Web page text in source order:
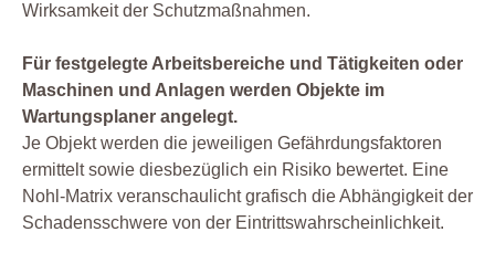
Wirksamkeit der Schutzmaßnahmen.
Für festgelegte Arbeitsbereiche und Tätigkeiten oder
Maschinen und Anlagen werden Objekte im
Wartungsplaner angelegt.
Je Objekt werden die jeweiligen Gefährdungsfaktoren
ermittelt sowie diesbezüglich ein Risiko bewertet. Eine
Nohl-Matrix veranschaulicht grafisch die Abhängigkeit der
Schadensschwere von der Eintrittswahrscheinlichkeit.